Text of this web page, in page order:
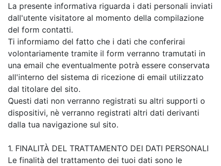
La presente informativa riguarda i dati personali inviati
dall'utente visitatore al momento della compilazione
del form contatti.
Ti informiamo del fatto che i dati che conferirai
volontariamente tramite il form verranno tramutati in
una email che eventualmente potrà essere conservata
all'interno del sistema di ricezione di email utilizzato
dal titolare del sito.
Questi dati non verranno registrati su altri supporti o
dispositivi, nè verranno registrati altri dati derivanti
dalla tua navigazione sul sito.
1. FINALITÀ DEL TRATTAMENTO DEI DATI PERSONALI
Le finalità del trattamento dei tuoi dati sono le